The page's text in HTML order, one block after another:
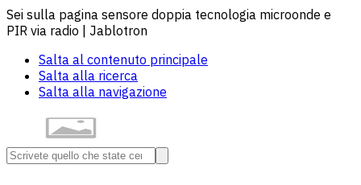
Sei sulla pagina sensore doppia tecnologia microonde e
PIR via radio | Jablotron
Salta al contenuto principale
Salta alla ricerca
Salta alla navigazione